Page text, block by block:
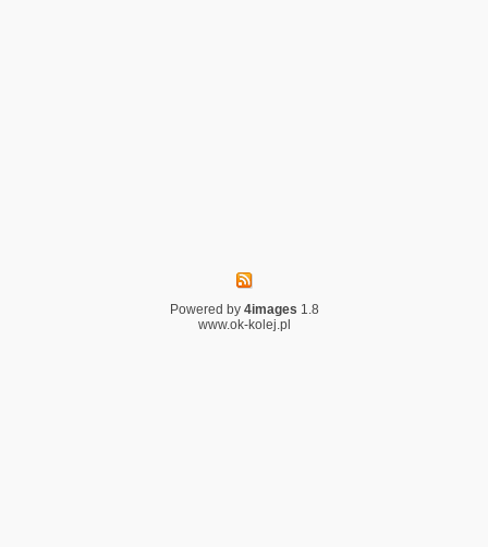
Powered by 4images 1.8
www.ok-kolej.pl